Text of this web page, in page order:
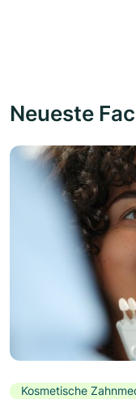
Neueste
Kosmetische